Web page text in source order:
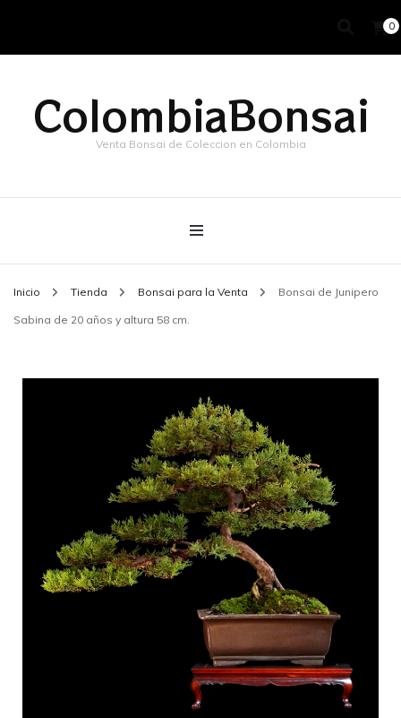
0
ColombiaBonsai
Venta Bonsai de Coleccion en Colombia
Inicio Tienda Bonsai para la Venta Bonsai de Junipero
Sabina de 20 años y altura 58 cm.